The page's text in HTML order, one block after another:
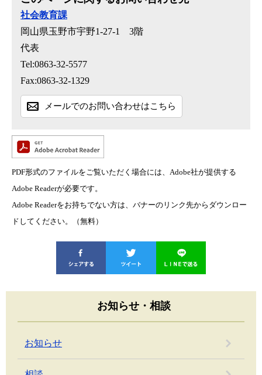
社会教育課
岡山県玉野市宇野1-27-1 3階
代表
Tel:0863-32-5577
Fax:0863-32-1329
メールでのお問い合わせはこちら
PDF形式のファイルをご覧いただく場合には、Adobe社が提供する
Adobe Readerが必要です。
Adobe Readerをお持ちでない方は、バナーのリンク先からダウンロー
ドしてください。（無料）
お知らせ・相談
お知らせ